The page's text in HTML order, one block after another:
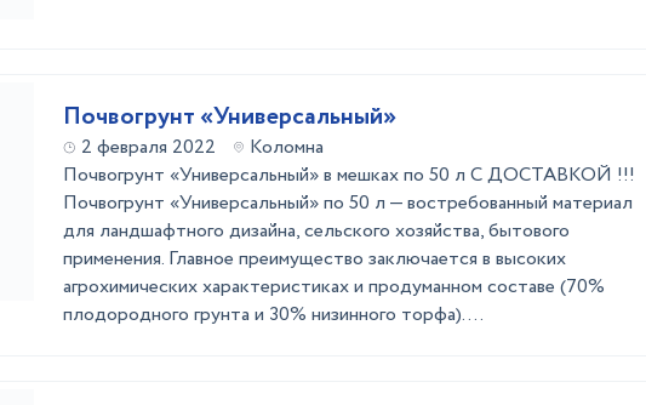
Почвогрунт «Универсальный»
2 февраля 2022
Коломна
Почвогрунт «Универсальный» в мешках по 50 л С ДОСТАВКОЙ !!!
Почвогрунт «Универсальный» по 50 л — востребованный материал
для ландшафтного дизайна, сельского хозяйства, бытового
применения. Главное преимущество заключается в высоких
агрохимических характеристиках и продуманном составе (70%
плодородного грунта и 30% низинного торфа). ...